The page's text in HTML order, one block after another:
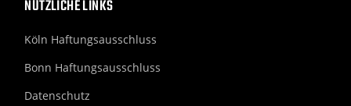
NÜTZLICHE LINKS
Köln Haftungsausschluss
Bonn Haftungsausschluss
Datenschutz